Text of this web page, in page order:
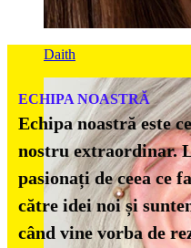
Daith
ECHIPA NOASTRĂ
Echipa noastră este
nostru extraordinar.
pasionați de ceea ce
către idei noi și
când vine vorba de